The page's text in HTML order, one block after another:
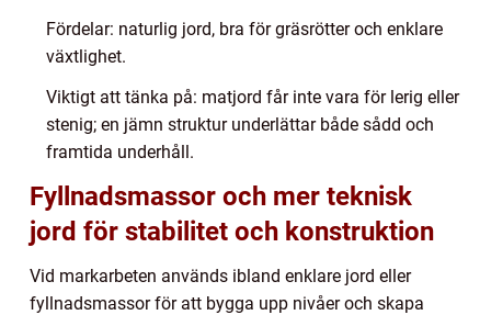
Fördelar: naturlig jord, bra för gräsrötter och enklare
växtlighet.
Viktigt att tänka på: matjord får inte vara för lerig eller
stenig; en jämn struktur underlättar både sådd och
framtida underhåll.
Fyllnadsmassor och mer teknisk
jord för stabilitet och konstruktion
Vid markarbeten används ibland enklare jord eller
fyllnadsmassor för att bygga upp nivåer och skapa